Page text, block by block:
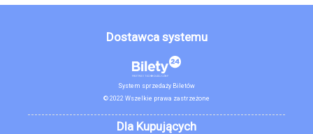
Dostawca systemu
System sprzedaży Biletów
© 2022 Wszelkie prawa zastrzeżone
Dla Kupujących